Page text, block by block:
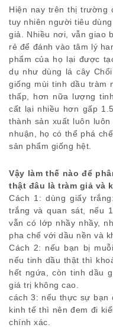
Hiện nay trên thị trường
tuy nhiên người tiêu
giả. Nhiều nơi, vẫn giao
rẻ để đánh vào tâm lý
phẩm của họ lại được
dụ như dùng lá cây
giống mùi tinh dầu tràm
thấp, hơn nữa lượng
cất lại nhiều hơn gấp
thành sản xuất luôn
nhuận, họ có thể phá
sản phẩm giống hệt.
Vậy làm thế nào để
thật đâu là tràm giả và
Cách 1: dùng giấy
trắng và quan sát, nếu
vẫn có lớp nhầy nhầy,
pha chế với dầu nền và
Cách 2: nếu bạn bị
nếu tinh dầu thật thì
hết ngứa, còn tinh dầu
giá trị không cao.
cách 3: nếu thực sự bạn
kinh tế thì nên đem đi
chính xác.